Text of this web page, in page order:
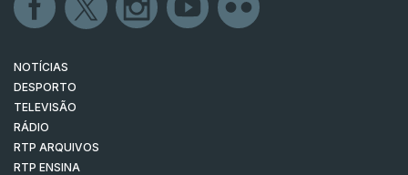
NOTÍCIAS
DESPORTO
TELEVISÃO
RÁDIO
RTP ARQUIVOS
RTP ENSINA